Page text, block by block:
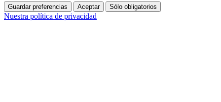
Guardar preferencias Aceptar Sólo obligatorios
Nuestra política de privacidad